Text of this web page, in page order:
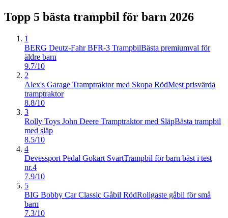
Topp 5 bästa trampbil för barn 2026
1
BERG Deutz-Fahr BFR-3 TrampbilBästa premiumval för
äldre barn
9.7/10
2
Alex's Garage Tramptraktor med Skopa RödMest prisvärda
tramptraktor
8.8/10
3
Rolly Toys John Deere Tramptraktor med SläpBästa trampbil
med släp
8.5/10
4
Devessport Pedal Gokart SvartTrampbil för barn bäst i test
nr.4
7.9/10
5
BIG Bobby Car Classic Gåbil RödRoligaste gåbil för små
barn
7.3/10